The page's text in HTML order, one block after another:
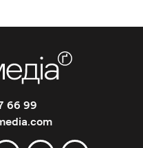
66 99